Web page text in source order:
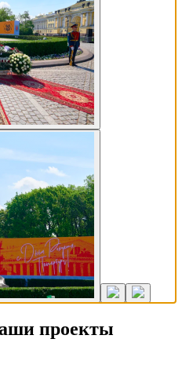
проекты